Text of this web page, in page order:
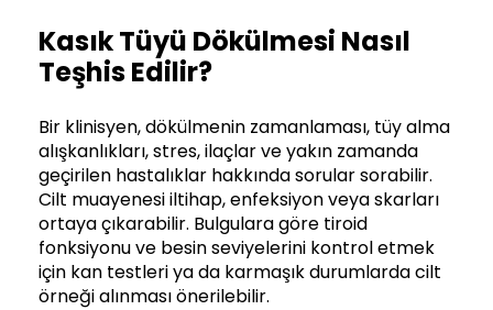
Kasık Tüyü Dökülmesi Nasıl
Teşhis Edilir?
Bir klinisyen, dökülmenin zamanlaması, tüy alma
alışkanlıkları, stres, ilaçlar ve yakın zamanda
geçirilen hastalıklar hakkında sorular sorabilir.
Cilt muayenesi iltihap, enfeksiyon veya skarları
ortaya çıkarabilir. Bulgulara göre tiroid
fonksiyonu ve besin seviyelerini kontrol etmek
için kan testleri ya da karmaşık durumlarda cilt
örneği alınması önerilebilir.